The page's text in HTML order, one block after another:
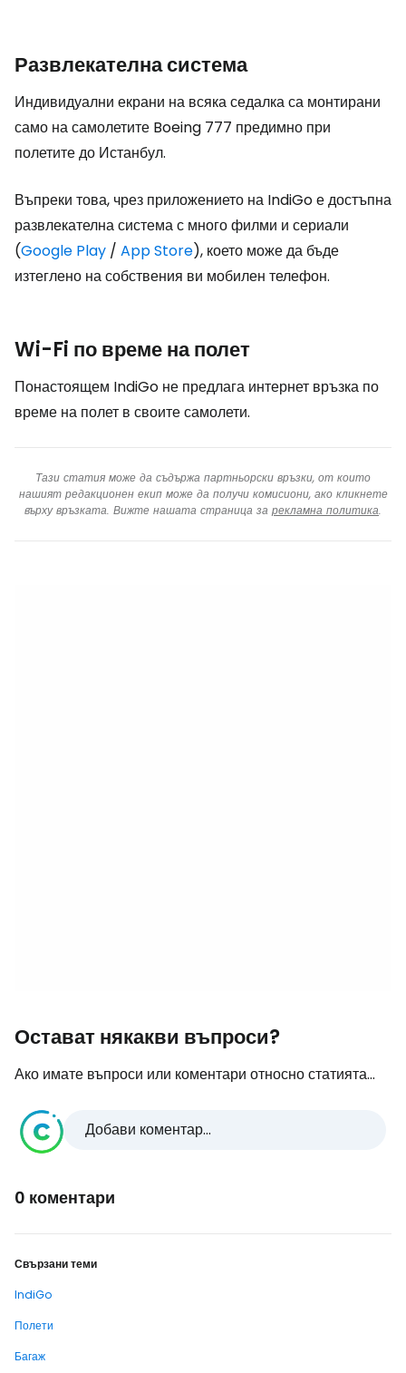
Развлекателна система
Индивидуални екрани на всяка седалка са монтирани
само на самолетите Boeing 777 предимно при
полетите до Истанбул.
Въпреки това, чрез приложението на IndiGo е достъпна
развлекателна система с много филми и сериали
(Google Play / App Store), което може да бъде
изтеглено на собствения ви мобилен телефон.
Wi-Fi по време на полет
Понастоящем IndiGo не предлага интернет връзка по
време на полет в своите самолети.
Тази статия може да съдържа партньорски връзки, от които
нашият редакционен екип може да получи комисиони, ако кликнете
върху връзката. Вижте нашата страница за рекламна политика.
Остават някакви въпроси?
Ако имате въпроси или коментари относно статията...
Добави коментар...
0 коментари
Свързани теми
IndiGo
Полети
Багаж